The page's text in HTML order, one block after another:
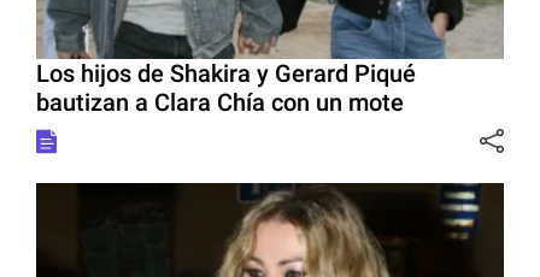
Los hijos de Shakira y Gerard Piqué
bautizan a Clara Chía con un mote